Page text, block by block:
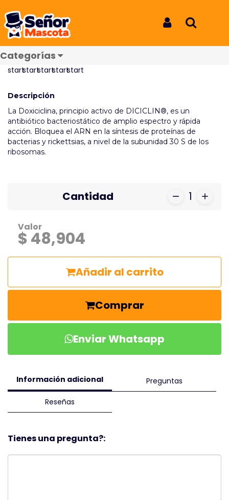
Categorías
Diciclin 200 X30 Tab
Descripción
La Doxiciclina, principio activo de DICICLIN®, es un
antibiótico bacteriostático de amplio espectro y rápida
acción. Bloquea el ARN en la síntesis de proteínas de
bacterias y rickettsias, a nivel de la subunidad 30 S de los
ribosomas.
Cantidad 1
Valor
$ 48,904
Añadir al carrito
Comprar
Enviar Whatsapp
Información adicional Preguntas
Reseñas
Tienes una pregunta?: